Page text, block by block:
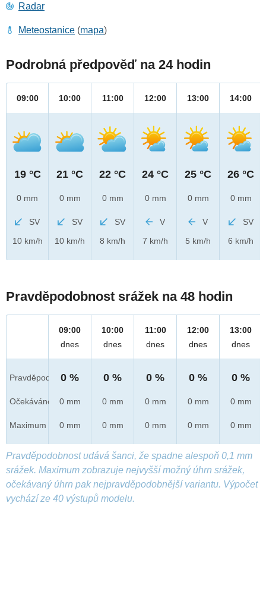
Radar
Meteostanice (mapa)
Podrobná předpověď na 24 hodin
09:00
19 °C
0 mm
SV
10 km/h
10:00
21 °C
0 mm
SV
10 km/h
11:00
22 °C
0 mm
SV
8 km/h
12:00
24 °C
0 mm
V
7 km/h
13:00
25 °C
0 mm
V
5 km/h
14:00
26 °C
0 mm
SV
6 km/h
Pravděpodobnost srážek na 48 hodin
Pravděpod.
Očekáváno
Maximum
09:00
dnes
0 %
0 mm
0 mm
10:00
dnes
0 %
0 mm
0 mm
11:00
dnes
0 %
0 mm
0 mm
12:00
dnes
0 %
0 mm
0 mm
13:00
dnes
0 %
0 mm
0 mm
Pravděpodobnost udává šanci, že spadne alespoň 0,1 mm
srážek. Maximum zobrazuje nejvyšší možný úhrn srážek,
očekávaný úhrn pak nejpravděpodobnější variantu. Výpočet
vychází ze 40 výstupů modelu.